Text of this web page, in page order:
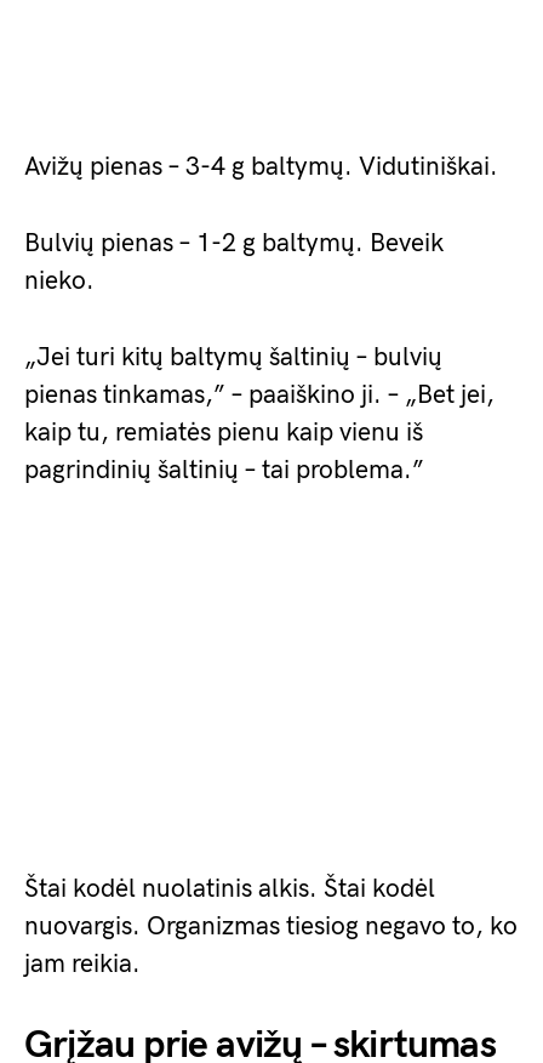
Avižų pienas – 3-4 g baltymų. Vidutiniškai.
Bulvių pienas – 1-2 g baltymų. Beveik
nieko.
„Jei turi kitų baltymų šaltinių – bulvių
pienas tinkamas,” – paaiškino ji. – „Bet jei,
kaip tu, remiatės pienu kaip vienu iš
pagrindinių šaltinių – tai problema.”
Štai kodėl nuolatinis alkis. Štai kodėl
nuovargis. Organizmas tiesiog negavo to, ko
jam reikia.
Grįžau prie avižų – skirtumas